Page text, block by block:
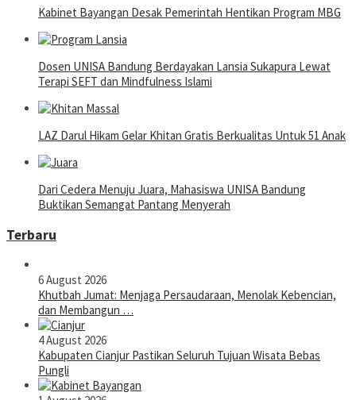
Kabinet Bayangan Desak Pemerintah Hentikan Program MBG
Dosen UNISA Bandung Berdayakan Lansia Sukapura Lewat
Terapi SEFT dan Mindfulness Islami
LAZ Darul Hikam Gelar Khitan Gratis Berkualitas Untuk 51 Anak
Dari Cedera Menuju Juara, Mahasiswa UNISA Bandung
Buktikan Semangat Pantang Menyerah
Terbaru
6 August 2026
Khutbah Jumat: Menjaga Persaudaraan, Menolak Kebencian,
dan Membangun …
4 August 2026
Kabupaten Cianjur Pastikan Seluruh Tujuan Wisata Bebas
Pungli